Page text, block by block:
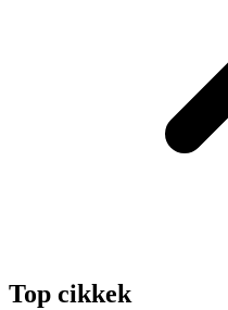
Top cikkek